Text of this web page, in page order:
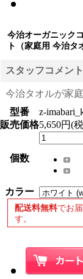
今治オーガニック
ト（家庭用 今治タ
スタッフコメント
今治タオルが家
型番
z-
販売価格5,650円(
個数
カラー
配送料無料でお
す。